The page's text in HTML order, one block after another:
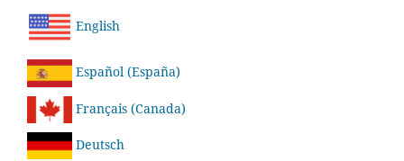
English
Español (España)
Français (Canada)
Deutsch